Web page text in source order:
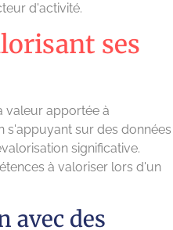
d'activité.
ses
valeur apportée à
s'appuyant sur des données
significative.
à valoriser lors d'un
avec des